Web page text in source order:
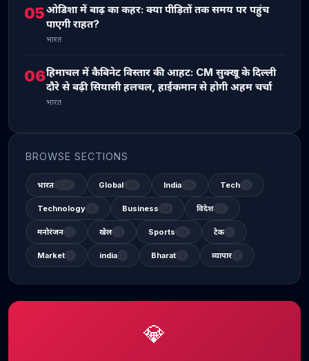
05ओडिशा में बाढ़ का कहर: क्या पीड़ितों तक समय पर पहुंच
पाएगी राहत?
भारत
06हिमाचल में कैबिनेट विस्तार की आहट: CM सुक्खू के दिल्ली
दौरे से बढ़ी सियासी हलचल, हाईकमान से होगी अहम चर्चा
भारत
BROWSE SECTIONS
भारत Global India Tech
Technology Business विदेश
मनोरंजन खेल Sports टेक
Market india Bharat व्यापार
💎